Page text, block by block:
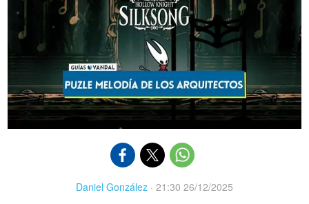
Daniel González · 21:30 26/12/2025